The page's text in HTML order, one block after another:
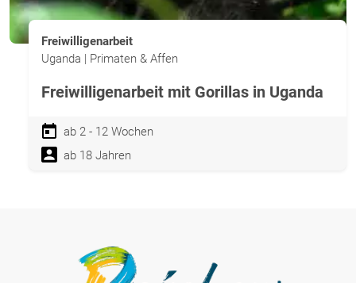
Freiwilligenarbeit
Uganda | Primaten & Affen
Freiwilligenarbeit mit Gorillas in Uganda
ab 2 - 12 Wochen
ab 18 Jahren